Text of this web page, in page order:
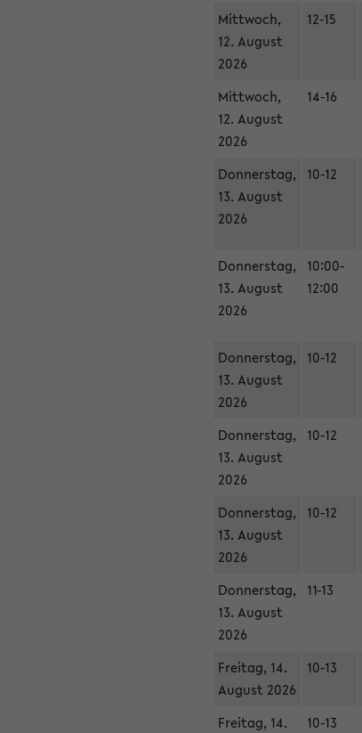
Mittwoch,
12. August
2026
12-15
Mittwoch,
12. August
2026
14-16
Donnerstag,
13. August
2026
10-12
Donnerstag,
13. August
2026
10:00-
12:00
Donnerstag,
13. August
2026
10-12
Donnerstag,
13. August
2026
10-12
Donnerstag,
13. August
2026
10-12
Donnerstag,
13. August
2026
11-13
Freitag, 14.
August 2026
10-13
Freitag, 14.
10-13